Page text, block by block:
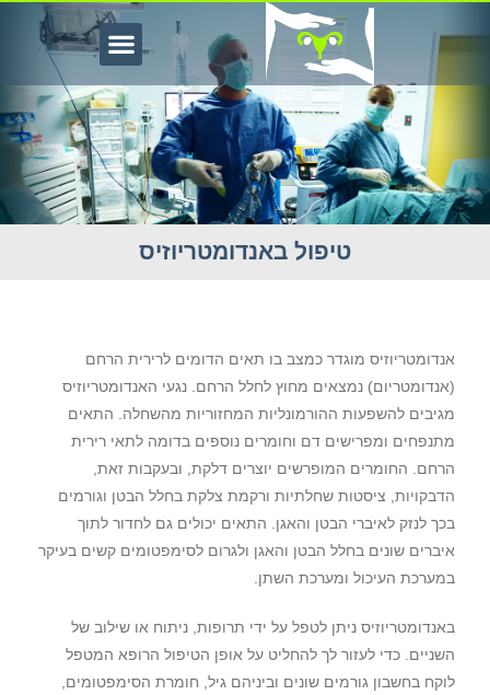
טיפול באנדומטריוזיס
אנדומטריוזיס מוגדר כמצב בו תאים הדומים לרירית הרחם
(אנדומטריום) נמצאים מחוץ לחלל הרחם. נגעי האנדומטריוזיס
מגיבים להשפעות ההורמונליות המחזוריות מהשחלה. התאים
מתנפחים ומפרישים דם וחומרים נוספים בדומה לתאי רירית
הרחם. החומרים המופרשים יוצרים דלקת, ובעקבות זאת,
הדבקויות, ציסטות שחלתיות ורקמת צלקת בחלל הבטן וגורמים
בכך לנזק לאיברי הבטן והאגן. התאים יכולים גם לחדור לתוך
איברים שונים בחלל הבטן והאגן ולגרום לסימפטומים קשים בעיקר
במערכת העיכול ומערכת השתן.
באנדומטריוזיס ניתן לטפל על ידי תרופות, ניתוח או שילוב של
השניים. כדי לעזור לך להחליט על אופן הטיפול הרופא המטפל
לוקח בחשבון גורמים שונים וביניהם גיל, חומרת הסימפטומים,